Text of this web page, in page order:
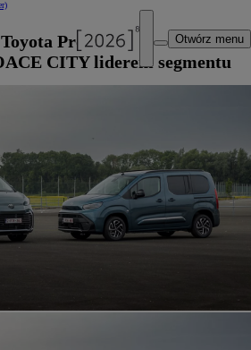
Otwórz menu
Professional
CITY liderem segmentu